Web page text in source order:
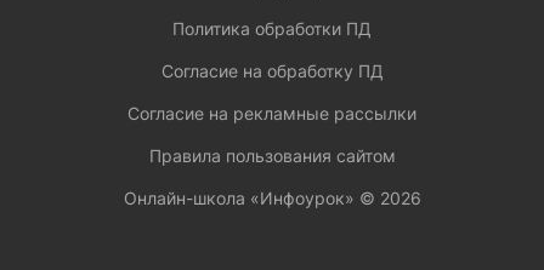
Политика обработки ПД
Согласие на обработку ПД
Согласие на рекламные рассылки
Правила пользования сайтом
Онлайн-школа «Инфоурок» © 2026